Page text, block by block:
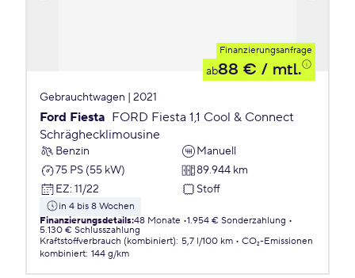
Finanzierungsanfrage
ab88 € / mtl.
Gebrauchtwagen | 2021
Ford Fiesta FORD Fiesta 1,1 Cool & Connect
Schräghecklimousine
Benzin
Manuell
75 PS (55 kW)
89.944 km
EZ: 11/22 Stoff
in 4 bis 8 Wochen
Finanzierungsdetails:48 Monate 1.954 € Sonderzahlung
5.130 € Schlusszahlung
Kraftstoffverbrauch (kombiniert): 5,7 l/100 km
CO₂-Emissionen
kombiniert: 144 g/km